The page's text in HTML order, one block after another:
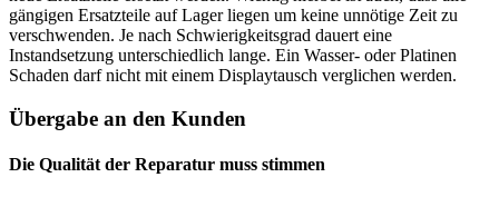
gängigen Ersatzteile auf Lager liegen um keine unnötige Zeit zu
verschwenden. Je nach Schwierigkeitsgrad dauert eine
Instandsetzung unterschiedlich lange. Ein Wasser- oder Platinen
Schaden darf nicht mit einem Displaytausch verglichen werden.
Übergabe an den Kunden
Die Qualität der Reparatur muss stimmen